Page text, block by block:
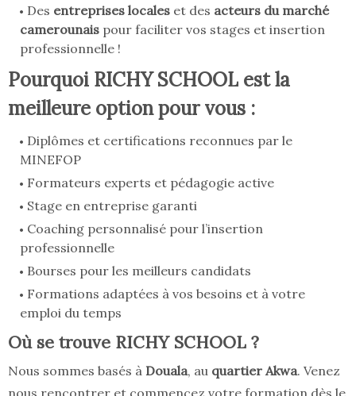
Des entreprises locales et des acteurs du marché
camerounais pour faciliter vos stages et insertion
professionnelle !
Pourquoi RICHY SCHOOL est la
meilleure option pour vous :
Diplômes et certifications reconnues par le
MINEFOP
Formateurs experts et pédagogie active
Stage en entreprise garanti
Coaching personnalisé pour l’insertion
professionnelle
Bourses pour les meilleurs candidats
Formations adaptées à vos besoins et à votre
emploi du temps
Où se trouve RICHY SCHOOL ?
Nous sommes basés à Douala, au quartier Akwa. Venez